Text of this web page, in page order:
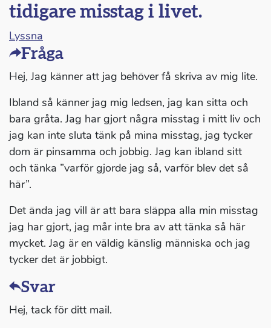
tidigare misstag i livet.
Lyssna
Fråga
Hej, Jag känner att jag behöver få skriva av mig lite.
Ibland så känner jag mig ledsen, jag kan sitta och
bara gråta. Jag har gjort några misstag i mitt liv och
jag kan inte sluta tänk på mina misstag, jag tycker
dom är pinsamma och jobbig. Jag kan ibland sitt
och tänka ”varför gjorde jag så, varför blev det så
här”.
Det ända jag vill är att bara släppa alla min misstag
jag har gjort, jag mår inte bra av att tänka så här
mycket. Jag är en väldig känslig människa och jag
tycker det är jobbigt.
Svar
Hej, tack för ditt mail.